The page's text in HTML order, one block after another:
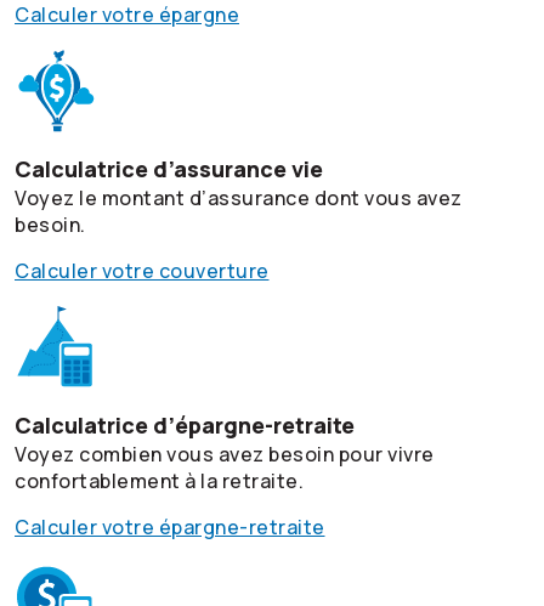
Calculer votre épargne
Calculatrice d’assurance vie
Voyez le montant d’assurance dont vous avez
besoin.
Calculer votre couverture
Calculatrice d’épargne-retraite
Voyez combien vous avez besoin pour vivre
confortablement à la retraite.
Calculer votre épargne-retraite